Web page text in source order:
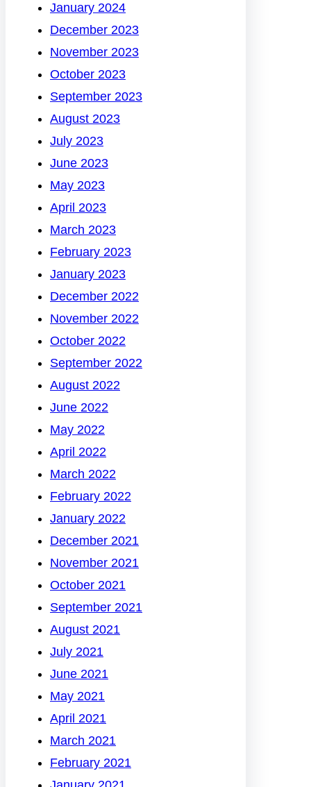
January 2024
December 2023
November 2023
October 2023
September 2023
August 2023
July 2023
June 2023
May 2023
April 2023
March 2023
February 2023
January 2023
December 2022
November 2022
October 2022
September 2022
August 2022
June 2022
May 2022
April 2022
March 2022
February 2022
January 2022
December 2021
November 2021
October 2021
September 2021
August 2021
July 2021
June 2021
May 2021
April 2021
March 2021
February 2021